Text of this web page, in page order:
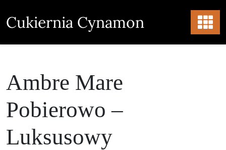
to
content
Cukiernia Cynamon
Ambre Mare
Pobierowo –
Luksusowy